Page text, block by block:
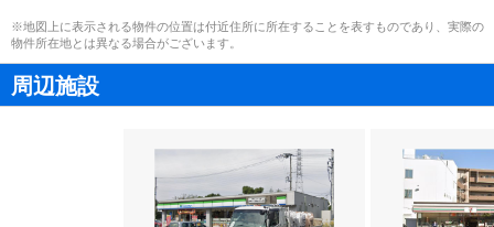
※地図上に表示される物件の位置は付近住所に所在することを表すものであり、実際の
物件所在地とは異なる場合がございます。
周辺施設